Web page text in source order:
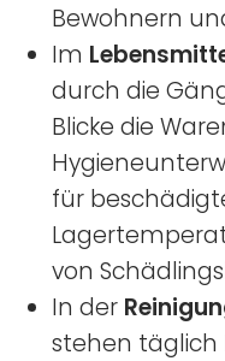
Bewohnern
Im
durch die
Blicke die
für
von
In der
stehen täglich